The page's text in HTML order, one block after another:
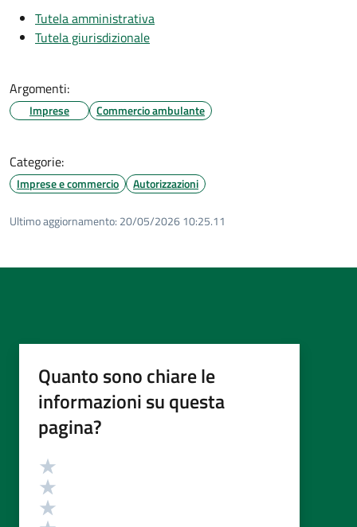
Tutela amministrativa
Tutela giurisdizionale
Argomenti:
Imprese Commercio ambulante
Categorie:
Imprese e commercio Autorizzazioni
Ultimo aggiornamento: 20/05/2026 10:25.11
Quanto sono chiare le
informazioni su questa
pagina?
Valutazione